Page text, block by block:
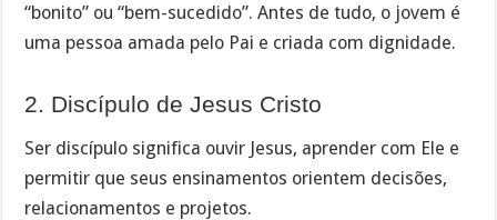
“bonito” ou “bem-sucedido”. Antes de tudo, o jovem é
uma pessoa amada pelo Pai e criada com dignidade.
2. Discípulo de Jesus Cristo
Ser discípulo significa ouvir Jesus, aprender com Ele e
permitir que seus ensinamentos orientem decisões,
relacionamentos e projetos.